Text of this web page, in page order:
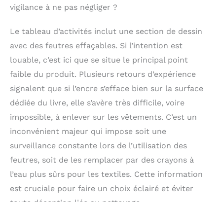
Montessori Busy
léger et portable (380
fermeture éclair sur
les côtés. Chaque
côté est amovible et
donc parfait pour les
déplacements. Le
Busy Board aide les
enfants à rester
dans la voiture,
l'avion, le bateau, le
ou sur la route. Le
livre Busy Book
transforme les
vigilance à ne pas négliger ?
Le tableau d’activités inclut une section de dessin
avec des feutres effaçables. Si l’intention est
louable, c’est ici que se situe le principal point
faible du produit. Plusieurs retours d’expérience
signalent que si l’encre s’efface bien sur la surface
dédiée du livre, elle s’avère très difficile, voire
impossible, à enlever sur les vêtements. C’est un
inconvénient majeur qui impose soit une
surveillance constante lors de l’utilisation des
feutres, soit de les remplacer par des crayons à
l’eau plus sûrs pour les textiles. Cette information
est cruciale pour faire un choix éclairé et éviter